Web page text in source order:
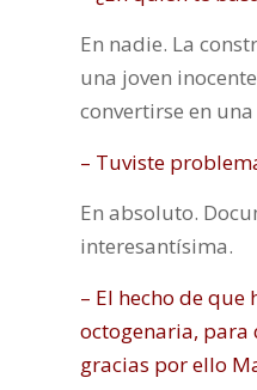
En nadie. La
una joven
convertirse en
– Tuviste
En absoluto.
interesantísima.
– El hecho de
octogenaria, para
gracias por ello